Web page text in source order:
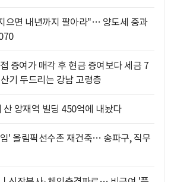
으면 내년까지 팔아라"… 양도세 중과
증여가 매각 후 현금 증여보다 세금 7
기 두드리는 강남 고령층
산 양재역 빌딩 450억에 내놨다
' 올림픽선수촌 재건축… 송파구, 직무